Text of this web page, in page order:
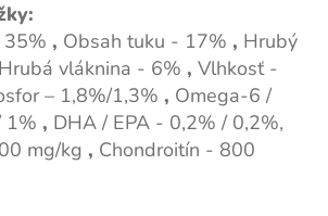
, Obsah tuku - 17% , Hrubý
Hrubá vláknina - 6% , Vlhkosť -
– 1,8%/1,3% , Omega-6 /
1% , DHA / EPA - 0,2% / 0,2%,
mg/kg , Chondroitín - 800